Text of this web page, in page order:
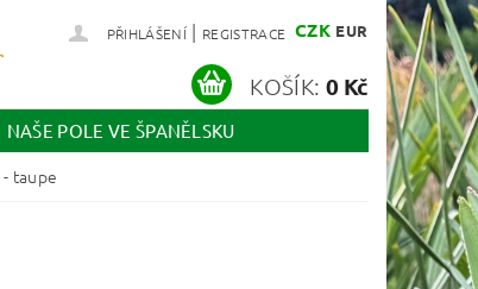
PŘIHLÁŠENÍ | REGISTRACE CZK EUR
KOŠÍK: 0 Kč
NAŠE POLE VE ŠPANĚLSKU
taupe